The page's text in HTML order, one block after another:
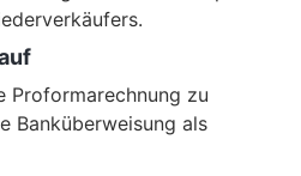
Proformarechnung zu
Banküberweisung als